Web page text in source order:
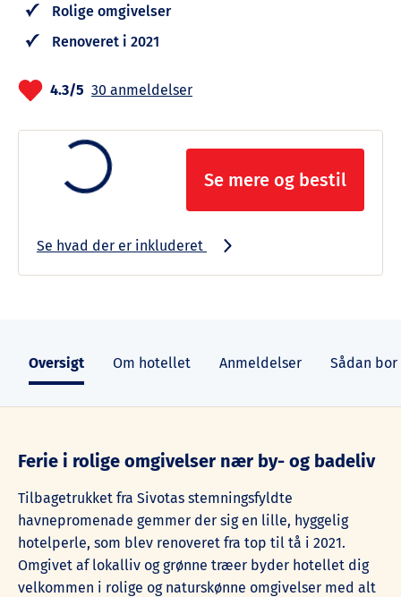
Rolige omgivelser
Renoveret i 2021
4.3/5 30 anmeldelser
Se mere og bestil
Se hvad der er inkluderet
Oversigt Om hotellet Anmeldelser Sådan bor
Ferie i rolige omgivelser nær by- og badeliv
Tilbagetrukket fra Sivotas stemningsfyldte
havnepromenade gemmer der sig en lille, hyggelig
hotelperle, som blev renoveret fra top til tå i 2021.
Omgivet af lokalliv og grønne træer byder hotellet dig
velkommen i rolige og naturskønne omgivelser med alt